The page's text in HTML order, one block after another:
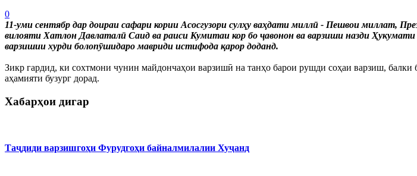
0
11-уми сентябр дар доираи сафари кории Асосгузори сулҳу ваҳдати миллӣ - Пешвои миллат,
вилояти Хатлон Давлаталӣ Саид ва раиси Кумитаи кор бо ҷавонон ва варзиши назди
варзишии хурди болопӯшидаро мавриди истифода қарор доданд.
Зикр гардид, ки сохтмони чунин майдончаҳои варзишӣ на танҳо барои рушди соҳаи варзиш,
аҳамияти бузург дорад.
Хабарҳои дигар
Таҷдиди варзишгоҳи Фурудгоҳи байналмилалии Хуҷанд